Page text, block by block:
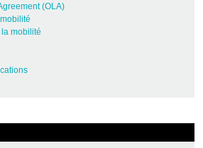
(OLA)
mobilité